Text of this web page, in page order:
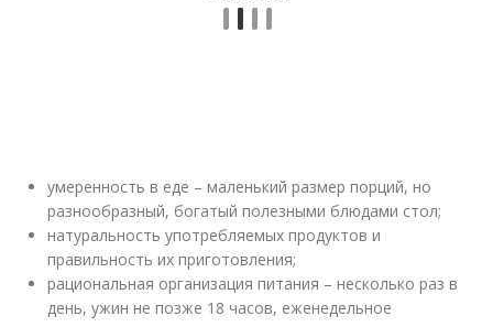
умеренность в еде – маленький размер порций, но
разнообразный, богатый полезными блюдами стол;
натуральность употребляемых продуктов и
правильность их приготовления;
рациональная организация питания – несколько раз в
день, ужин не позже 18 часов, еженедельное